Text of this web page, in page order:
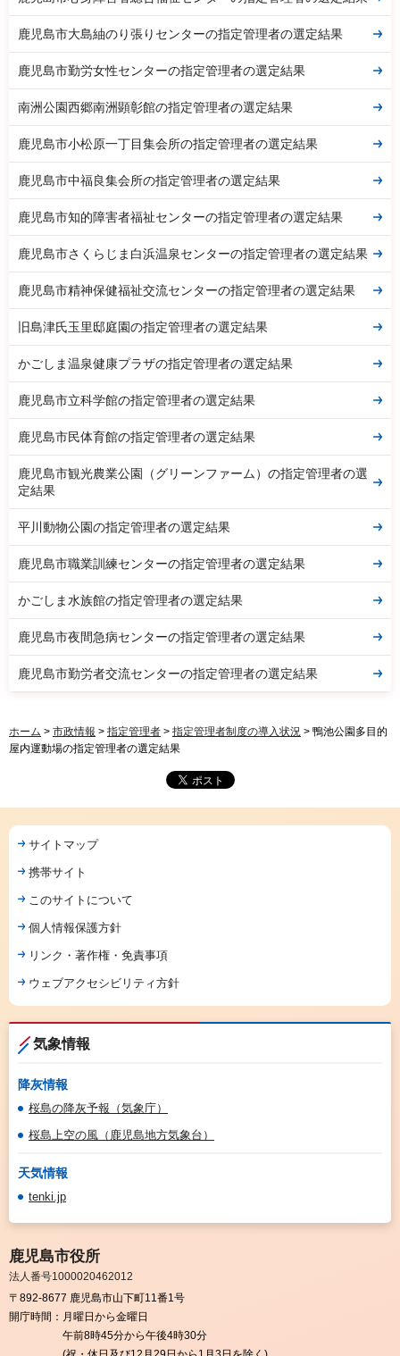
鹿児島市大島紬のり張りセンターの指定管理者の選定結果
鹿児島市勤労女性センターの指定管理者の選定結果
南洲公園西郷南洲顕彰館の指定管理者の選定結果
鹿児島市小松原一丁目集会所の指定管理者の選定結果
鹿児島市中福良集会所の指定管理者の選定結果
鹿児島市知的障害者福祉センターの指定管理者の選定結果
鹿児島市さくらじま白浜温泉センターの指定管理者の選定結果
鹿児島市精神保健福祉交流センターの指定管理者の選定結果
旧島津氏玉里邸庭園の指定管理者の選定結果
かごしま温泉健康プラザの指定管理者の選定結果
鹿児島市立科学館の指定管理者の選定結果
鹿児島市民体育館の指定管理者の選定結果
鹿児島市観光農業公園（グリーンファーム）の指定管理者の選
定結果
平川動物公園の指定管理者の選定結果
鹿児島市職業訓練センターの指定管理者の選定結果
かごしま水族館の指定管理者の選定結果
鹿児島市夜間急病センターの指定管理者の選定結果
鹿児島市勤労者交流センターの指定管理者の選定結果
ホーム > 市政情報 > 指定管理者 > 指定管理者制度の導入状況 > 鴨池公園多目的
屋内運動場の指定管理者の選定結果
サイトマップ
携帯サイト
このサイトについて
個人情報保護方針
リンク・著作権・免責事項
ウェブアクセシビリティ方針
気象情報
降灰情報
桜島の降灰予報（気象庁）
桜島上空の風（鹿児島地方気象台）
天気情報
tenki.jp
鹿児島市役所
法人番号1000020462012
〒892-8677 鹿児島市山下町11番1号
開庁時間： 月曜日から金曜日
午前8時45分から午後4時30分